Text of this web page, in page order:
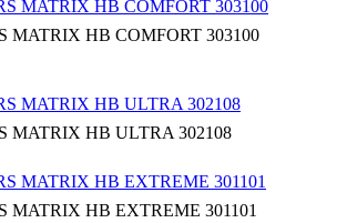
MATRIX HB COMFORT 303100
MATRIX HB ULTRA 302108
MATRIX HB EXTREME 301101